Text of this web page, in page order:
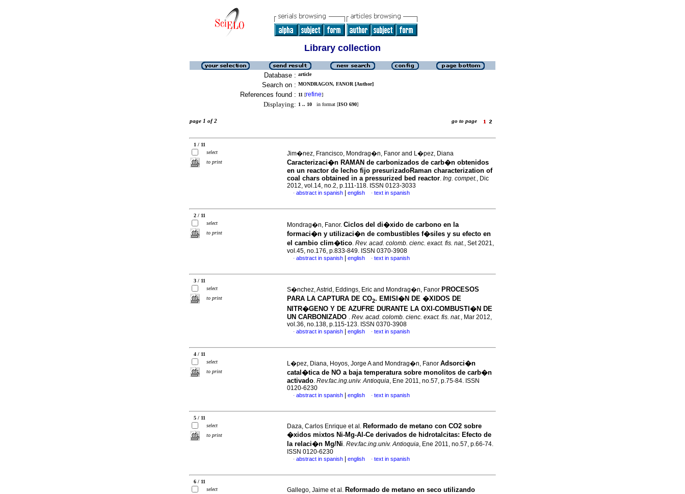
Library collection
Database : article
Search on : MONDRAGON, FANOR [Author]
References found : 11 [refine]
Displaying: 1 .. 10 in format [ISO 690]
page 1 of 2 go to page
1 / 11
select
to print
Jim�nez, Francisco, Mondrag�n, Fanor and L�pez, Diana
Caracterizaci�n RAMAN de carbonizados de carb�n obtenidos
en un reactor de lecho fijo presurizadoRaman characterization of
coal chars obtained in a pressurized bed reactor. Ing. compet., Dic
2012, vol.14, no.2, p.111-118. ISSN 0123-3033
· abstract in spanish english · text in spanish
2 / 11
select
to print
Mondrag�n, Fanor. Ciclos del di�xido de carbono en la
formaci�n y utilizaci�n de combustibles f�siles y su efecto en
el cambio clim�tico. Rev. acad. colomb. cienc. exact. fis. nat., Set 2021,
vol.45, no.176, p.833-849. ISSN 0370-3908
· abstract in spanish english · text in spanish
3 / 11
select
to print
S�nchez, Astrid, Eddings, Eric and Mondrag�n, Fanor PROCESOS
PARA LA CAPTURA DE CO2. EMISI�N DE �XIDOS DE
NITR�GENO Y DE AZUFRE DURANTE LA OXI-COMBUSTI�N DE
UN CARBONIZADO
Rev. acad. colomb. cienc. exact. fis. nat.
, Mar 2012,
vol.36, no.138, p.115-123. ISSN 0370-3908
· abstract in spanish | english · text in spanish
4 / 11
select
to print
L�pez, Diana, Hoyos, Jorge A and Mondrag�n, Fanor Adsorci�n
catal�tica de NO a baja temperatura sobre monolitos de carb�n
activado. Rev.fac.ing.univ. Antioquia, Ene 2011, no.57, p.75-84. ISSN
0120-6230
· abstract in spanish english · text in spanish
5 / 11
select
to print
Daza, Carlos Enrique et al. Reformado de metano con CO2 sobre
�xidos mixtos Ni-Mg-Al-Ce derivados de hidrotalcitas: Efecto de
la relaci�n Mg/Ni. Rev.fac.ing.univ. Antioquia, Ene 2011, no.57, p.66-74.
ISSN 0120-6230
· abstract in spanish english · text in spanish
6 / 11
select
Gallego, Jaime et al. Reformado de metano en seco utilizando